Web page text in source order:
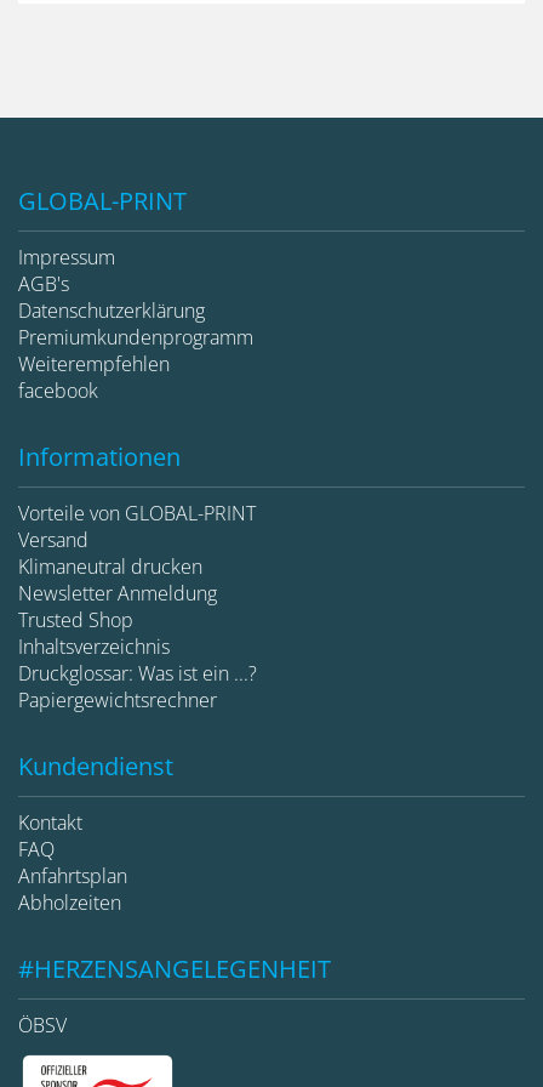
GLOBAL-PRINT
Impressum
AGB's
Datenschutzerklärung
Premiumkundenprogramm
Weiterempfehlen
facebook
Informationen
Vorteile von GLOBAL-PRINT
Versand
Klimaneutral drucken
Newsletter Anmeldung
Trusted Shop
Inhaltsverzeichnis
Druckglossar: Was ist ein ...?
Papiergewichtsrechner
Kundendienst
Kontakt
FAQ
Anfahrtsplan
Abholzeiten
#HERZENSANGELEGENHEIT
ÖBSV